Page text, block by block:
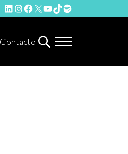
LinkedIn
Instagram
Facebook
X YouTube
TikTok
Spotify
Contacto